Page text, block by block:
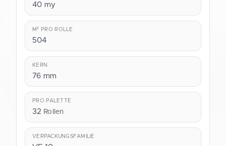
40 my
M² PRO ROLLE
504
KERN
76 mm
PRO PALETTE
32 Rollen
VERPACKUNGSFAMILIE